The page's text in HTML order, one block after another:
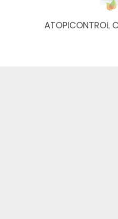
ATOPICONTROL